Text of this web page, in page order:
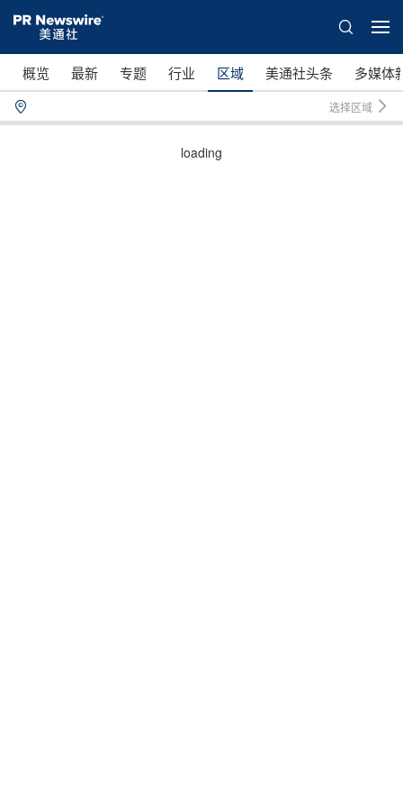
概览 最新 专题 行业 区域 美通社头条 多媒体
选择区域
loading